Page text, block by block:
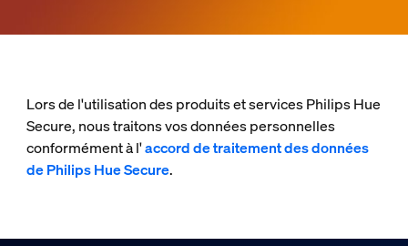
Lors de l'utilisation des produits et services Philips Hue
Secure, nous traitons vos données personnelles
conformément à l'accord de traitement des données
de Philips Hue Secure.